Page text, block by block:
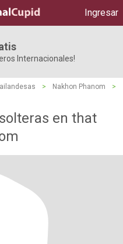
Ingresar
Internacionales!
> Nakhon Phanom
>
en that